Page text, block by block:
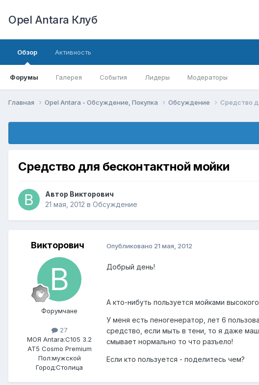
Opel Antara Клуб
Обзор
Форумы Галерея События Лидеры Модераторы
Активность
Главная Opel Antara - Обсуждение, Покупка Обсуждение Средство
Средство для бесконтактной мойки
Автор Викторович
21 мая, 2012 в Обсуждение
Викторович
Форумчане
27
МОЯ Antara:C105 3.2
AT5 Cosmo Premium
Пол:мужской
Город:Столица
Опубликовано 21 мая, 2012
Добрый день!
А кто-нибуть пользуется мойками
У меня есть пеногенератор, лет 6
средство, если мыть в тени, то я даже
смывает нормально то что разъело!
Если кто пользуется - поделитесь чем?